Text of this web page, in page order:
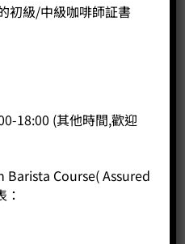
NOW
初級/中級咖啡師証書
18:00 (其他時間,歡迎
Course( Assured